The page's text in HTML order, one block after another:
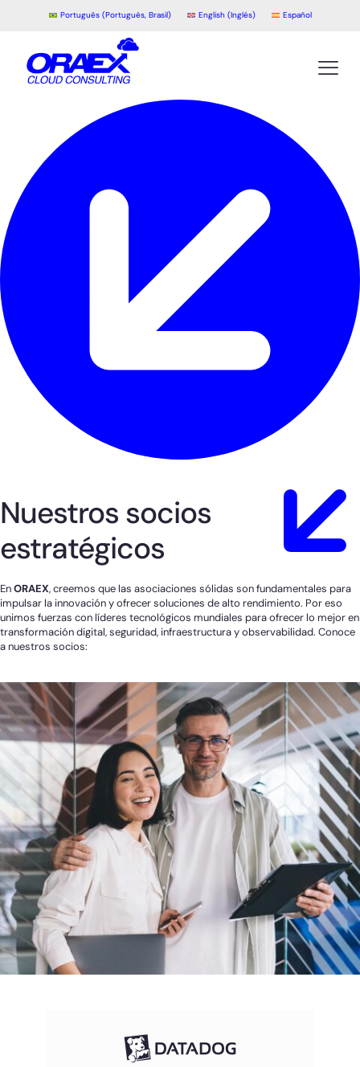
Português(Portugués, Brasil) English(Inglés) Español
Nuestros socios
estratégicos
EnORAEX, creemos que las asociaciones sólidas son fundamentales para
impulsar la innovación y ofrecer soluciones de alto rendimiento. Por eso
unimos fuerzas con líderes tecnológicos mundiales para ofrecer lo mejor en
transformación digital, seguridad, infraestructura y observabilidad. Conoce
a nuestros socios: